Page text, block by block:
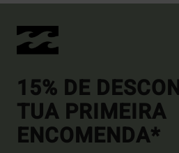
15% DE
TUA PRIMEIRA
ENCOMENDA*